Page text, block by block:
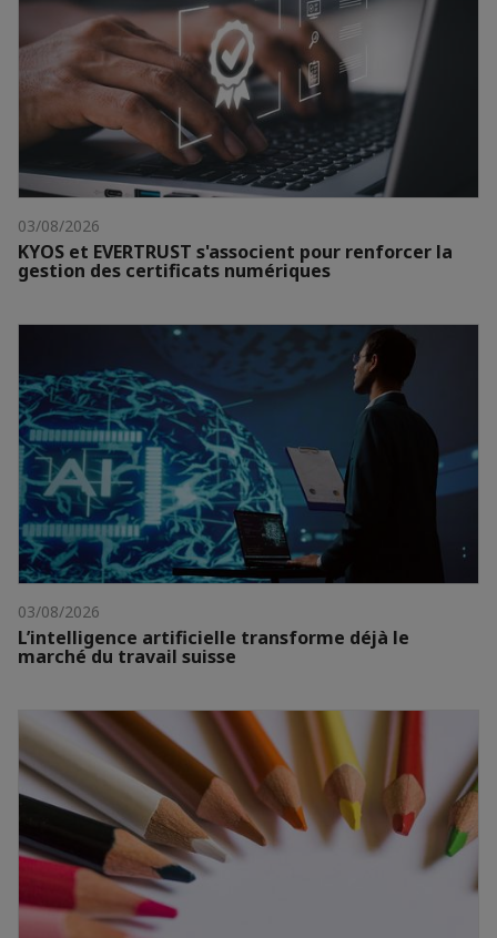
03/08/2026
KYOS et EVERTRUST s'associent pour renforcer la
gestion des certificats numériques
03/08/2026
L’intelligence artificielle transforme déjà le
marché du travail suisse